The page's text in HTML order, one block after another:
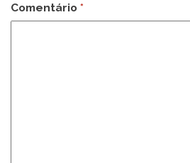
Comentário *